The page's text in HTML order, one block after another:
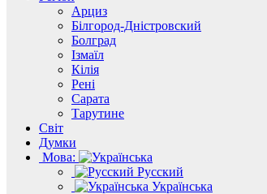
Арциз
Білгород-Дністровский
Болград
Ізмаїл
Кілія
Рені
Сарата
Тарутине
Світ
Думки
Мова:
Русский
Українська